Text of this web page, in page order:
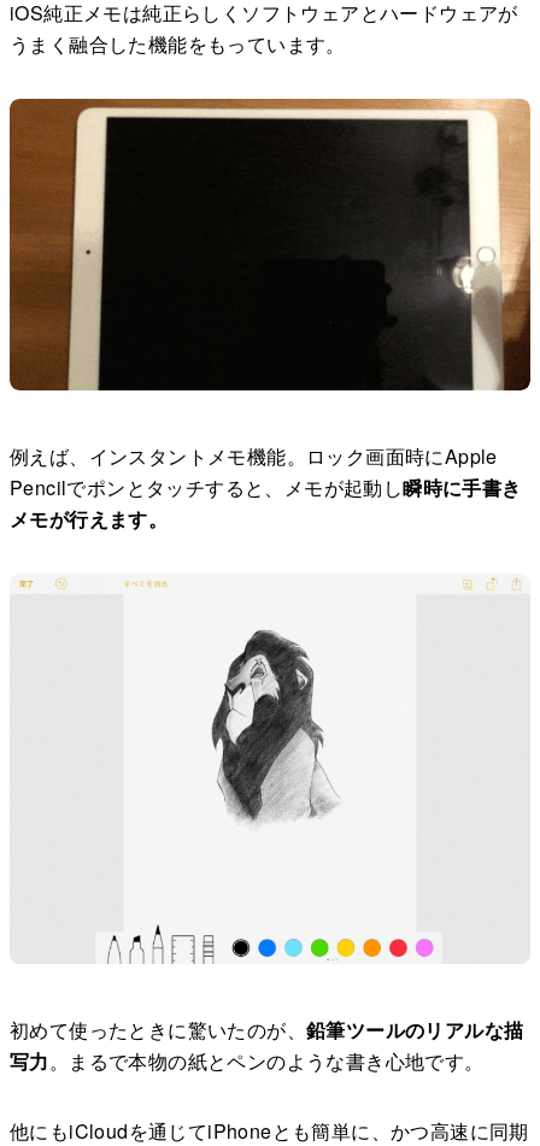
iOS純正メモは純正らしくソフトウェアとハードウェアが
うまく融合した機能をもっています。
例えば、インスタントメモ機能。ロック画面時にApple
Pencilでポンとタッチすると、メモが起動し瞬時に手書き
メモが行えます。
初めて使ったときに驚いたのが、 鉛筆ツールのリアルな描
写力。まるで本物の紙とペンのような書き心地です。
他にもiCloudを通じてiPhoneとも簡単に、かつ高速に同期